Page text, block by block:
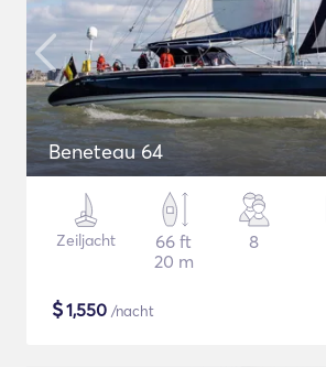
Beneteau 64
Zeiljacht
66 ft
20 m
8
$1,550 /nacht